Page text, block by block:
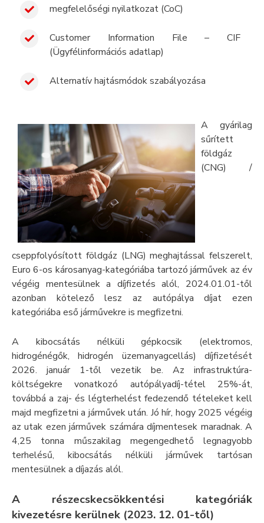
megfelelőségi nyilatkozat (CoC)
Customer Information File – CIF
(Ügyfélinformációs adatlap)
Alternatív hajtásmódok szabályozása
A gyárilag
sűrített
földgáz
(CNG) /
cseppfolyósított földgáz (LNG) meghajtással felszerelt,
Euro 6-os károsanyag-kategóriába tartozó járművek az év
végéig mentesülnek a díjfizetés alól, 2024.01.01-től
azonban kötelező lesz az autópálya díjat ezen
kategóriába eső járművekre is megfizetni.
A kibocsátás nélküli gépkocsik (elektromos,
hidrogénégők, hidrogén üzemanyagcellás) díjfizetését
2026. január 1-től vezetik be. Az infrastruktúra-
költségekre vonatkozó autópályadíj-tétel 25%-át,
továbbá a zaj- és légterhelést fedezendő tételeket kell
majd megfizetni a járművek után. Jó hír, hogy 2025 végéig
az utak ezen járművek számára díjmentesek maradnak. A
4,25 tonna műszakilag megengedhető legnagyobb
terhelésű, kibocsátás nélküli járművek tartósan
mentesülnek a díjazás alól.
A részecskecsökkentési kategóriák
kivezetésre kerülnek (2023. 12. 01-től)